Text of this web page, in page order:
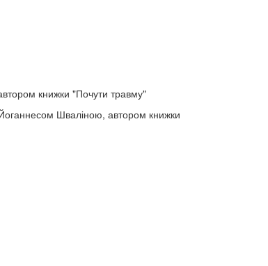
книжки "Почути травму"
Йоганнесом Шваліною, автором книжки